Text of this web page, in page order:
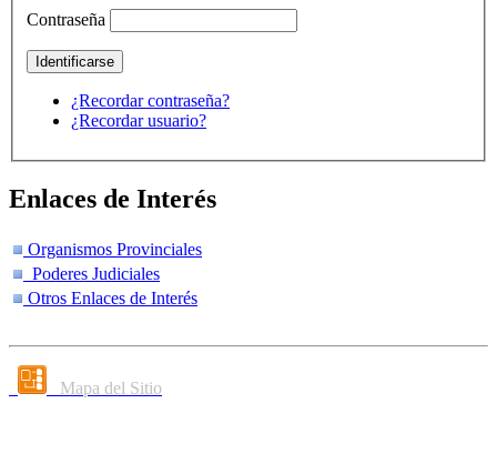
Contraseña
¿Recordar contraseña?
¿Recordar usuario?
Enlaces de Interés
Organismos Provinciales
Poderes Judiciales
Otros Enlaces de Interés
Mapa del Sitio